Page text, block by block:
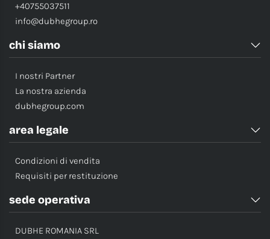
+40755037511
info@dubhegroup.ro
chi siamo
I nostri Partner
La nostra azienda
dubhegroup.com
area legale
Condizioni di vendita
Requisiti per restituzione
sede operativa
DUBHE ROMANIA SRL